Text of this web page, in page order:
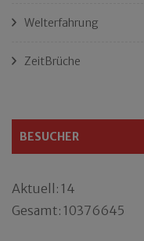
Welterfahrung
ZeitBrüche
BESUCHER
Aktuell: 14
Gesamt: 10376645